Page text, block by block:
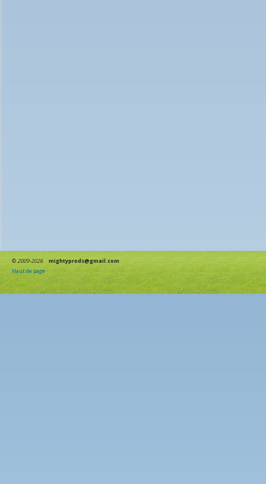
©2009-2026
mightyprods@gmail.com
Haut de page